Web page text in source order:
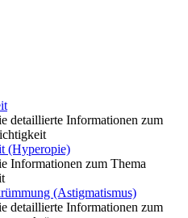
detaillierte Informationen zum
(Hyperopie)
Informationen zum Thema
(Astigmatismus)
detaillierte Informationen zum